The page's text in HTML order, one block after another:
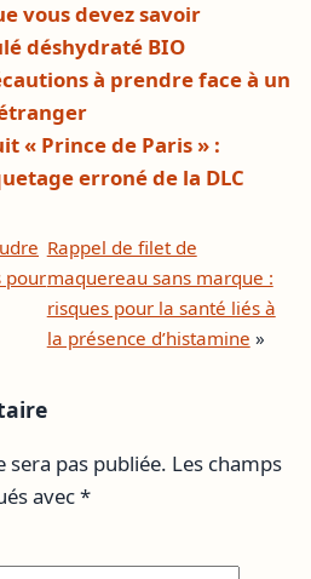
vous devez savoir
déshydraté BIO
à prendre face à un
« Prince de Paris » :
erroné de la DLC
pour
Rappel de filet de
maquereau sans marque :
risques pour la santé liés à
la présence d’histamine »
sera pas publiée. Les champs
avec*